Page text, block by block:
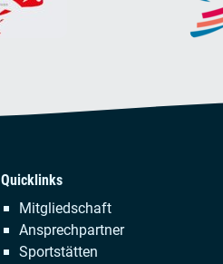
Quicklinks
Navigation
überspringen
Mitgliedschaft
Ansprechpartner
Sportstätten